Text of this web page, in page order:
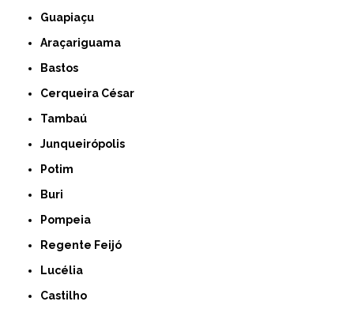
Guapiaçu
Araçariguama
Bastos
Cerqueira César
Tambaú
Junqueirópolis
Potim
Buri
Pompeia
Regente Feijó
Lucélia
Castilho